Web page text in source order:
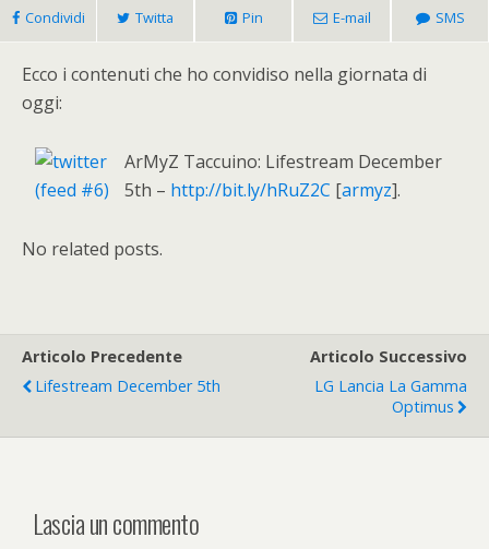
Condividi Twitta Pin E-mail SMS
Ecco i contenuti che ho convidiso nella giornata di
oggi:
ArMyZ Taccuino: Lifestream December
5th – http://bit.ly/hRuZ2C [armyz].
No related posts.
Articolo Precedente
Lifestream December 5th
Articolo Successivo
LG Lancia La Gamma
Optimus
Lascia un commento